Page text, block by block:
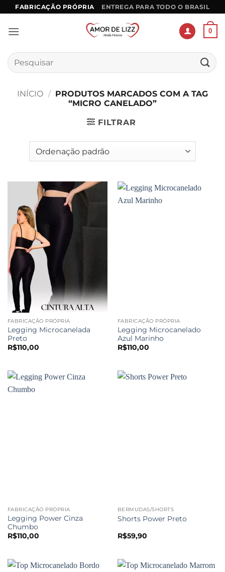
Skip
content
FABRICAÇÃO PRÓPRIA ENTREGA PARA TODO O BRASIL
0
Pesquisar
por:
INÍCIO / PRODUTOS MARCADOS COM A TAG
“MICRO CANELADO”
FILTRAR
FABRICAÇÃO PRÓPRIA
Legging Microcanelada
Preto
R$110,00
FABRICAÇÃO PRÓPRIA
Legging Microcanelado
Azul Marinho
R$110,00
FABRICAÇÃO PRÓPRIA
Legging Power Cinza
Chumbo
R$110,00
BERMUDAS/SHORTS
Shorts Power Preto
R$59,90